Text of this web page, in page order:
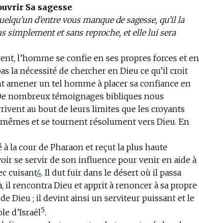
Sa sagesse
d’entre vous manque de sagesse, qu’il la
simplement et sans reproche, et elle lui sera
l’homme se confie en ses propres forces et en
la nécessité de chercher en Dieu ce qu’il croit
un tel homme à placer sa confiance en
nombreux témoignages bibliques nous
au bout de leurs limites que les croyants
et se tournent résolument vers Dieu. En
à la cour de Pharaon et reçut la plus haute
se servir de son influence pour venir en aide à
cuisant4. Il dut fuir dans le désert où il passa
il rencontra Dieu et apprit à renoncer à sa propre
Dieu ; il devint ainsi un serviteur puissant et le
d’Israël5.